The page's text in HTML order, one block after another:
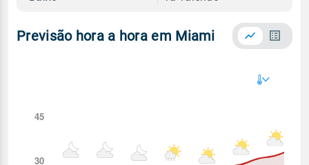
Previsão hora a hora em Miami